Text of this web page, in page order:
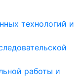
технологий и
работы и